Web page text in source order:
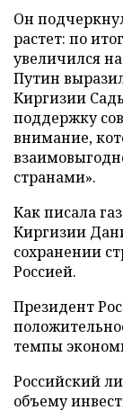
Он
растет: по
увеличился
Путин
Киргизии
поддержку
внимание,
странами».
Как писала
Киргизии
сохранении
Россией.
Президент
темпы
Российский
объему